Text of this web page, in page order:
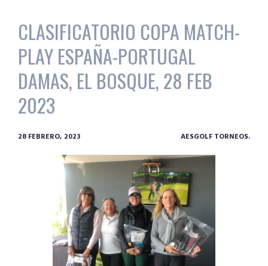
CLASIFICATORIO COPA MATCH-
PLAY ESPAÑA-PORTUGAL
DAMAS, EL BOSQUE, 28 FEB
2023
28 FEBRERO, 2023 AESGOLF TORNEOS.